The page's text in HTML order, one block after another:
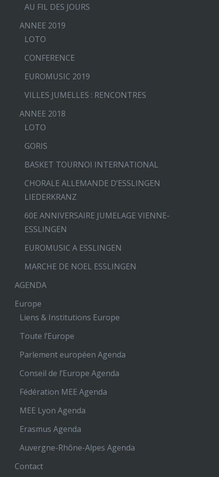
AU FIL DES JOURS
ANNEE 2019
LOTO
CONFERENCE
EUROMUSIC 2019
VILLES JUMELLES : RENCONTRES
ANNEE 2018
LOTO
GORIS
BASKET TOURNOI INTERNATIONAL
CHORALE ALLEMANDE D’ESSLINGEN
LIEDERKRANZ
60E ANNIVERSAIRE JUMELAGE VIENNE-
ESSLINGEN
EUROMUSIC A ESSLINGEN
MARCHE DE NOEL ESSLINGEN
AGENDA
Europe
Liens & Institutions Europe
Toute l’Europe
Parlement européen Agenda
Conseil de l’Europe Agenda
Fédération MEE Agenda
MEE Lyon Agenda
Erasmus Agenda
Auvergne-Rhône-Alpes Agenda
Contact